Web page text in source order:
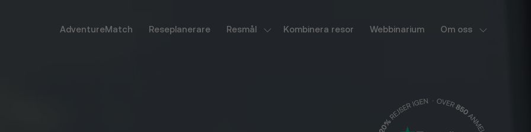
AdventureMatch Reseplanerare Resmål Kombinera resor Webbinarium Om oss